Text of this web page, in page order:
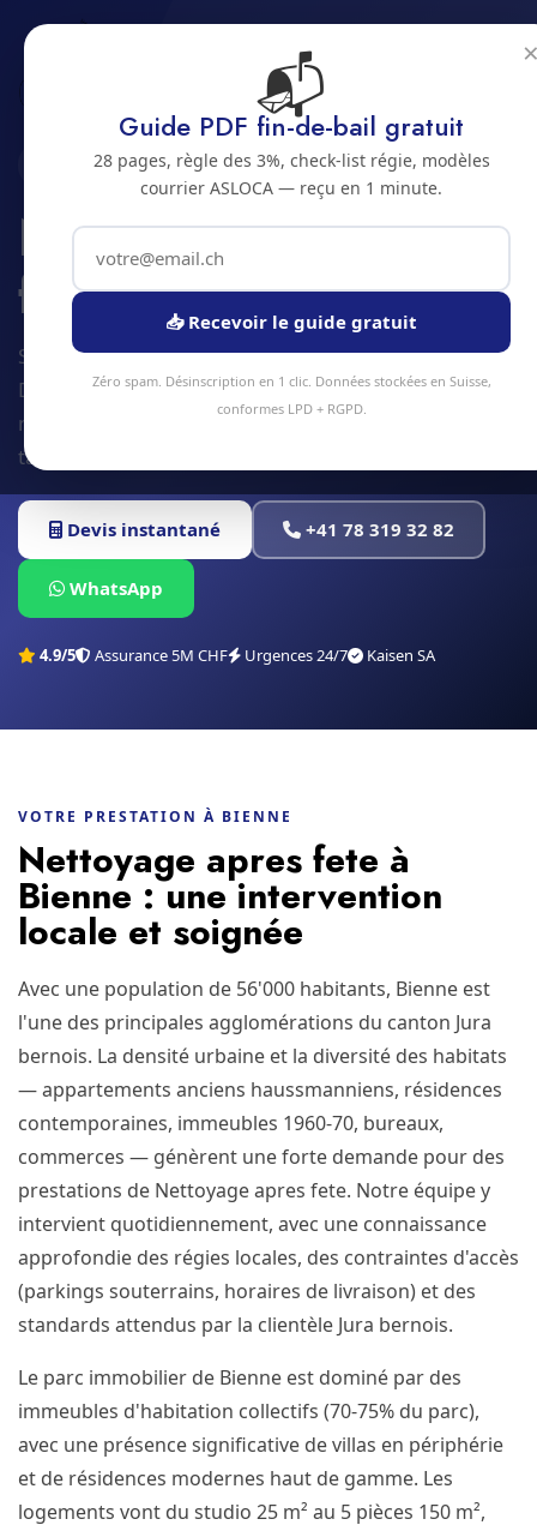
Nettoyage apres fete
Bienne
2500 · JURA BERNOIS
Nettoyage apres
fete a Bienne
Service nettoyage apres fete à Bienne et alentours.
Devis gratuit sous 24h, intervention sous 48h en
moyenne. Équipe locale, matériel professionnel,
tarifs transparents.
Devis instantané +41 78 319 32 82
WhatsApp
4.9/5 Assurance 5M CHF Urgences 24/7 Kaisen SA
VOTRE PRESTATION À BIENNE
Nettoyage apres fete à
Bienne : une intervention
locale et soignée
Avec une population de 56'000 habitants, Bienne est
l'une des principales agglomérations du canton Jura
bernois. La densité urbaine et la diversité des habitats
— appartements anciens haussmanniens, résidences
contemporaines, immeubles 1960-70, bureaux,
commerces — génèrent une forte demande pour des
prestations de Nettoyage apres fete. Notre équipe y
intervient quotidiennement, avec une connaissance
approfondie des régies locales, des contraintes d'accès
(parkings souterrains, horaires de livraison) et des
standards attendus par la clientèle Jura bernois.
Le parc immobilier de Bienne est dominé par des
immeubles d'habitation collectifs (70-75% du parc),
avec une présence significative de villas en périphérie
et de résidences modernes haut de gamme. Les
logements vont du studio 25 m² au 5 pièces 150 m²,
📬
Guide PDF fin-de-bail gratuit
28 pages, règle des 3%, check-list régie, modèles
courrier ASLOCA — reçu en 1 minute.
📥 Recevoir le guide gratuit
Zéro spam. Désinscription en 1 clic. Données stockées en Suisse,
conformes LPD + RGPD.